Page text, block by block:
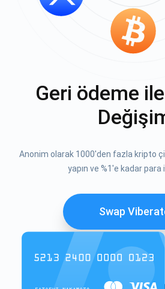
Geri ödeme
Anonim olarak 1000'den fazla kripto
yapın ve %1'e kadar para
Swap